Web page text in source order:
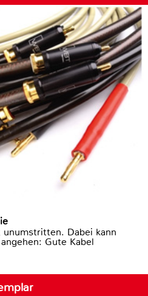
unumstritten. Dabei kann
Gute Kabel